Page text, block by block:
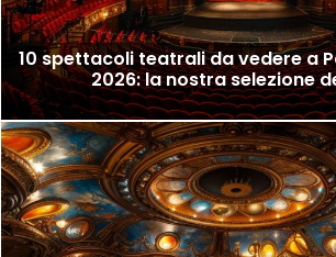
10 spettacoli teatrali da vedere a
2026: la nostra selezione